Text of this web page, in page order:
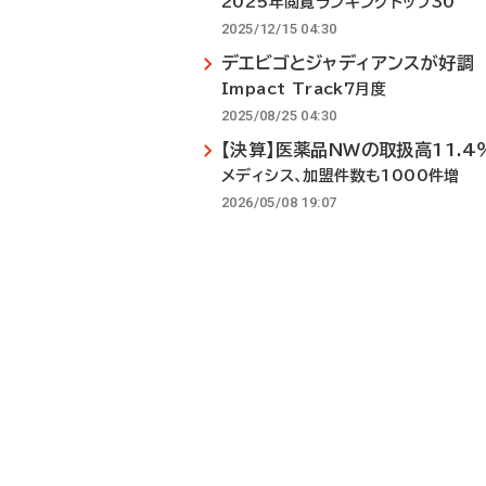
2025/12/15 04:30
デエビゴとジャディアンスが好調
Impact Track7月度
2025/08/25 04:30
【決算】医薬品NWの取扱高11.4
メディシス、加盟件数も1000件増
2026/05/08 19:07